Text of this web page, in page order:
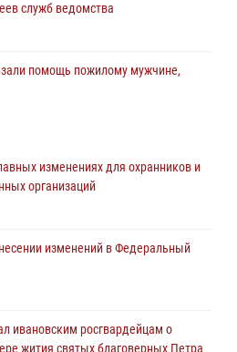
служб ведомства
помощь пожилому мужчине,
посвященных празднованию Дня
с Росгвардией»
Росгвардии задержаны
изменениях для охранников и
организаций
изменений в Федеральный
ивановским росгвардейцам о
жития святых благоверных Петра